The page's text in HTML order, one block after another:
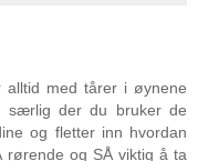
alltid med tårer i øynene
særlig der du bruker de
og fletter inn hvordan
rørende og SÅ viktig å ta